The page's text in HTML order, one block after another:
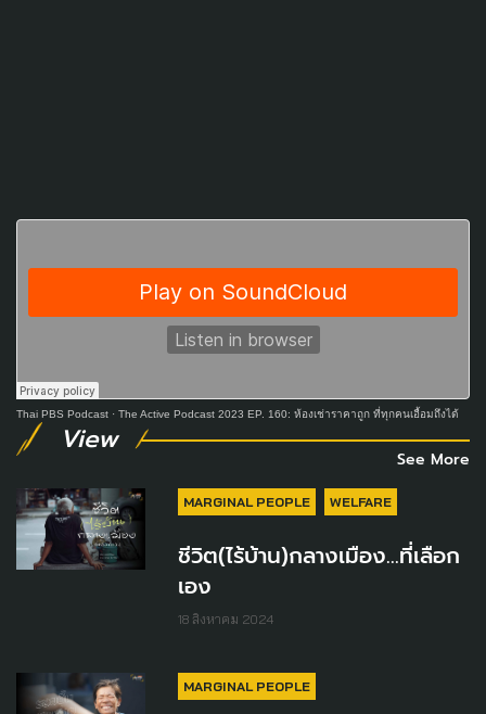
Thai PBS Podcast · The Active Podcast 2023 EP. 160: ห้องเช่าราคาถูก ที่ทุกคนเอื้อมถึงได้
View
See More
MARGINAL PEOPLE WELFARE
ชีวิต(ไร้บ้าน)กลางเมือง...ที่เลือก
เอง
18 สิงหาคม 2024
MARGINAL PEOPLE